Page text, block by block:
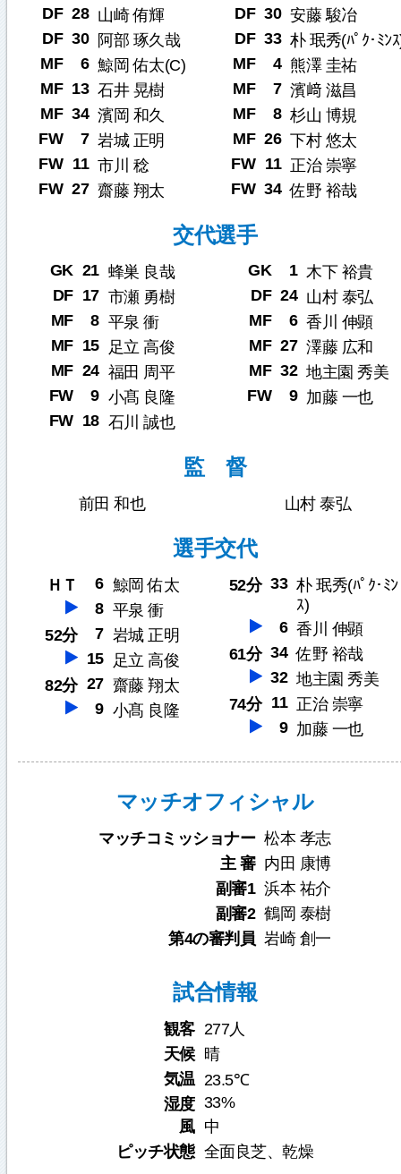
DF 28 山崎 侑輝
DF 30
阿部 琢久哉
MF
6 鯨岡 佑太(C)
MF 13 石井 晃樹
MF 34 濱岡 和久
FW
7 岩城 正明
FW 11 市川 稔
FW 27 齋藤 翔太
DF 30 安藤 駿冶
DF 33 朴 珉秀(ﾊﾟｸ･ﾐﾝ
MF
4 熊澤 圭祐
MF
7 濱﨑 滋昌
MF
8 杉山 博規
MF 26 下村 悠太
FW 11 正治 崇寧
FW 34 佐野 裕哉
交代選手
GK 21 蜂巣 良哉
DF 17 市瀬 勇樹
MF
8 平泉 衝
MF 15
足立 高俊
MF 24 福田 周平
FW
9 小髙 良隆
FW 18 石川 誠也
GK 1 木下 裕貴
DF 24 山村 泰弘
MF
6 香川 伸顕
MF 27 澤藤 広和
MF 32 地主園 秀美
FW
9 加藤 一也
監 督
前田 和也 山村 泰弘
選手交代
ＨＴ 6 鯨岡 佑太
8 平泉 衝
52分
7 岩城 正明
15
足立 高俊
82分 27 齋藤 翔太
9 小髙 良隆
52分 33 朴 珉秀(ﾊﾟｸ･ﾐﾝ
ｽ)
6 香川 伸顕
61分 34 佐野 裕哉
32 地主園 秀美
74分 11 正治 崇寧
9 加藤 一也
マッチオフィシャル
マッチコミッショナー 松本 孝志
主 審 内田 康博
副審1 浜本 祐介
副審2 鶴岡 泰樹
第4の審判員 岩崎 創一
試合情報
観客 277人
天候 晴
気温 23.5℃
湿度 33%
風 中
ピッチ状態 全面良芝、乾燥